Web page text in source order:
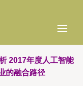
2017年度人工智能
的融合路径